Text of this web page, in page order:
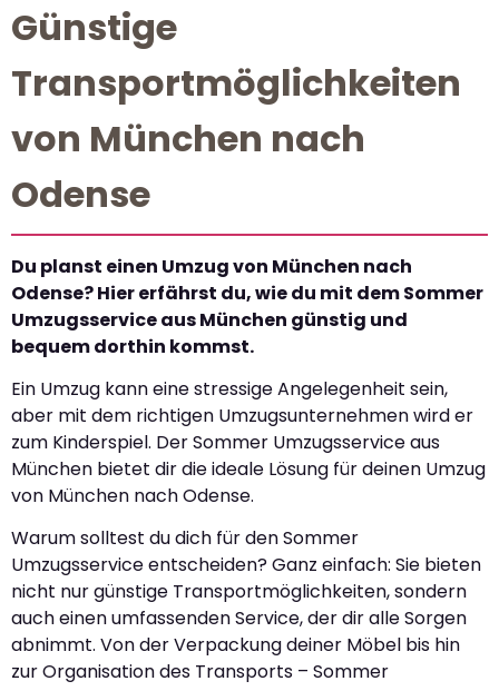
Günstige
Transportmöglichkeiten
von München nach
Odense
Du planst einen Umzug von München nach
Odense? Hier erfährst du, wie du mit dem Sommer
Umzugsservice aus München günstig und
bequem dorthin kommst.
Ein Umzug kann eine stressige Angelegenheit sein,
aber mit dem richtigen Umzugsunternehmen wird er
zum Kinderspiel. Der Sommer Umzugsservice aus
München bietet dir die ideale Lösung für deinen Umzug
von München nach Odense.
Warum solltest du dich für den Sommer
Umzugsservice entscheiden? Ganz einfach: Sie bieten
nicht nur günstige Transportmöglichkeiten, sondern
auch einen umfassenden Service, der dir alle Sorgen
abnimmt. Von der Verpackung deiner Möbel bis hin
zur Organisation des Transports – Sommer